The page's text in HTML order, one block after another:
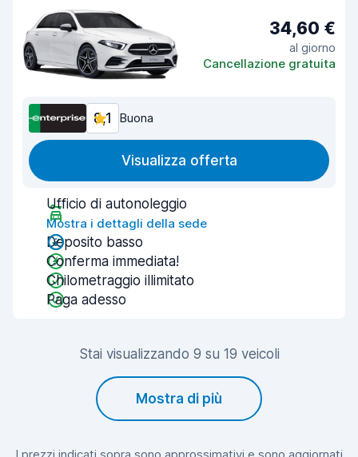
34,60 €
al giorno
Cancellazione gratuita
8,1 Buona
Visualizza offerta
Ufficio di autonoleggio
Mostra i dettagli della sede
Deposito basso
Conferma immediata!
Chilometraggio illimitato
Paga adesso
Stai visualizzando 9 su 19 veicoli
Mostra di più